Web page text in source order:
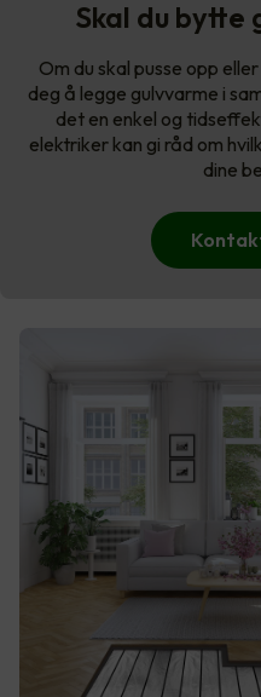
Skal du bytte
Om du skal pusse opp
deg å legge gulvvarme i
det en enkel og
elektriker kan gi råd om
dine